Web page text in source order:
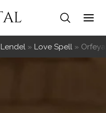
» Love Spell » Orfeya